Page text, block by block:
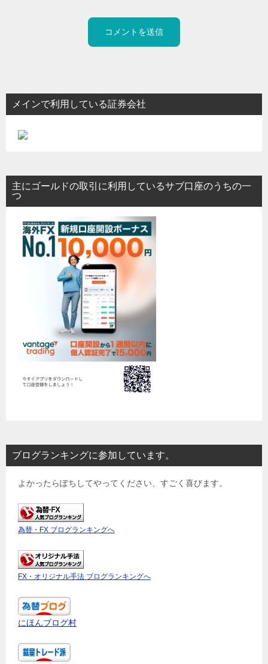
メインで利用している証券会社
主にゴールドの取引に利用しているサブ口座のうちの一
つ
ブログランキングに参加しています。
よかったらぽちしてやってください、すごく喜びます。
為替・FX ブログランキングへ
FX・オリジナル手法 ブログランキングへ
にほんブログ村